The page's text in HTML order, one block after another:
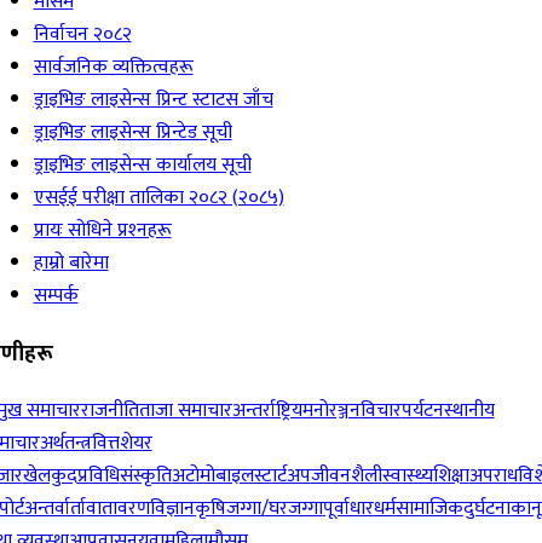
निर्वाचन २०८२
सार्वजनिक व्यक्तित्वहरू
ड्राइभिङ लाइसेन्स प्रिन्ट स्टाटस जाँच
ड्राइभिङ लाइसेन्स प्रिन्टेड सूची
ड्राइभिङ लाइसेन्स कार्यालय सूची
एसईई परीक्षा तालिका २०८२ (२०८५)
प्रायः सोधिने प्रश्‍नहरू
हाम्रो बारेमा
सम्पर्क
समाचारराजनीतिताजा समाचारअन्तर्राष्ट्रियमनोरञ्जनविचारपर्यटनस्थानीय
अर्थतन्त्रवित्तशेयर
खेलकुदप्रविधिसंस्कृतिअटोमोबाइलस्टार्टअपजीवनशैलीस्वास्थ्यशिक्षाअपराध
अन्तर्वार्तावातावरणविज्ञानकृषिजग्गा/घरजग्गापूर्वाधारधर्मसामाजिकदुर्घटना